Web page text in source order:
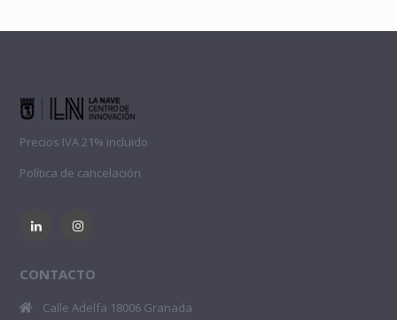
Precios IVA 21% incluido
Política de cancelación
CONTACTO
Calle Adelfa 18006 Granada